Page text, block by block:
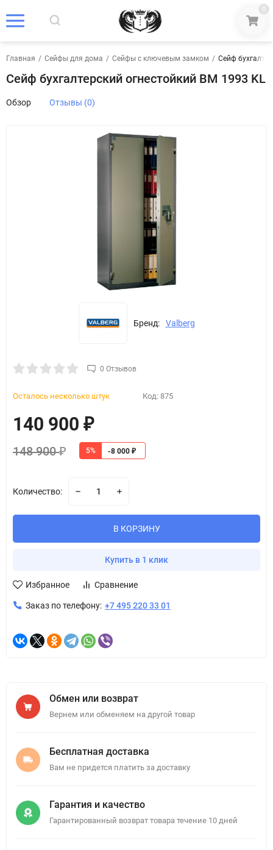
0
Главная / Сейфы для дома / Сейфы с ключевым замком / Сейф
Сейф бухгалтерский огнестойкий BM 1993 KL
Обзор Отзывы (0)
Бренд: Valberg
0 Отзывов
Осталось несколько штук Код: 875
140 900 ₽
148 900₽ 5% -8 000 ₽
Количество:
В КОРЗИНУ
Купить в 1 клик
Избранное Сравнение
Заказ по телефону: +7 495 220 33 01
Обмен или возврат
Вернем или обменяем на другой товар
Бесплатная доставка
Вам не придется платить за доставку
Гарантия и качество
Гарантированный возврат товара течение 10 дней